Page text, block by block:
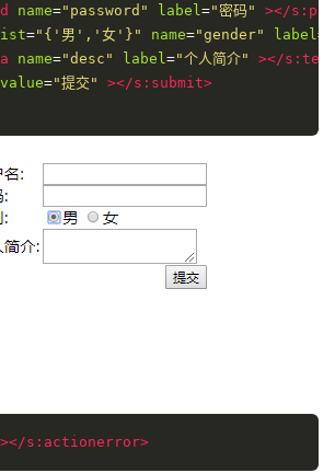
name="password" label ="密码"
></
="{'男','女'}" name="gender" label =
name="desc" label ="个人简介"
></
value="提交"
></s:submit>
s:actionerror>